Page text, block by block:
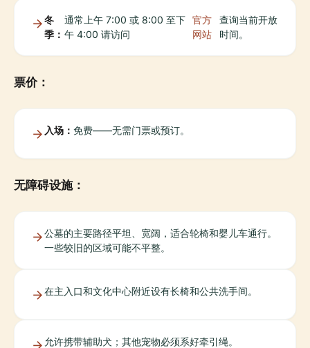
冬
季：
通常上午 7:00 或 8:00 至下
午 4:00 请访问
官方
网站
查询当前开放
时间。
票价：
入场： 免费——无需门票或预订。
无障碍设施：
公墓的主要路径平坦、宽阔，适合轮椅和婴儿车通行。
一些较旧的区域可能不平整。
在主入口和文化中心附近设有长椅和公共洗手间。
允许携带辅助犬；其他宠物必须系好牵引绳。